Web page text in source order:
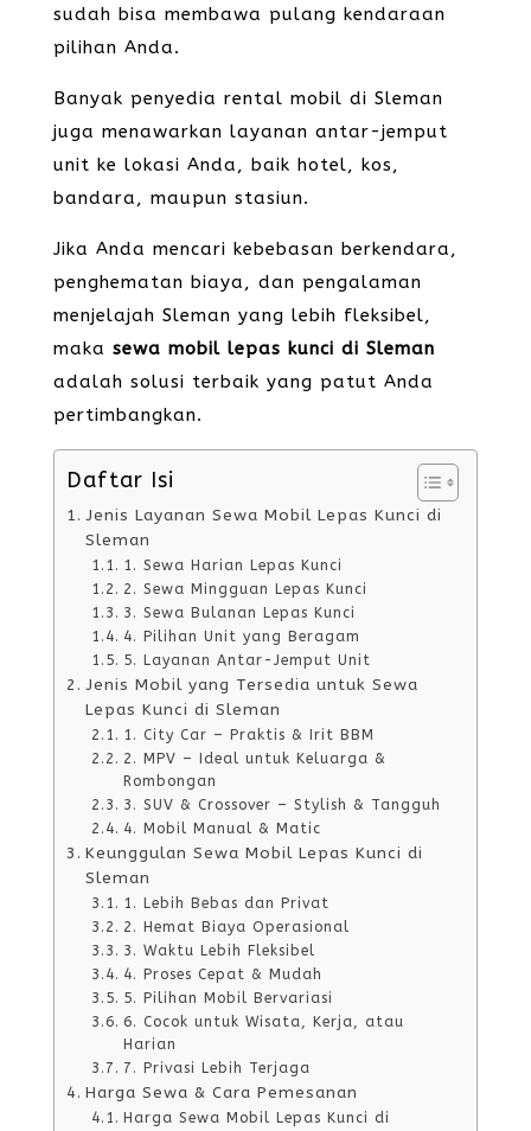
sudah bisa membawa pulang kendaraan
pilihan Anda.
Banyak penyedia rental mobil di Sleman
juga menawarkan layanan antar-jemput
unit ke lokasi Anda, baik hotel, kos,
bandara, maupun stasiun.
Jika Anda mencari kebebasan berkendara,
penghematan biaya, dan pengalaman
menjelajah Sleman yang lebih fleksibel,
maka sewa mobil lepas kunci di Sleman
adalah solusi terbaik yang patut Anda
pertimbangkan.
Daftar Isi
Jenis Layanan Sewa Mobil Lepas Kunci di
Sleman
1. Sewa Harian Lepas Kunci
2. Sewa Mingguan Lepas Kunci
3. Sewa Bulanan Lepas Kunci
4. Pilihan Unit yang Beragam
5. Layanan Antar-Jemput Unit
Jenis Mobil yang Tersedia untuk Sewa
Lepas Kunci di Sleman
1. City Car – Praktis & Irit BBM
2. MPV – Ideal untuk Keluarga &
Rombongan
3. SUV & Crossover – Stylish & Tangguh
4. Mobil Manual & Matic
Keunggulan Sewa Mobil Lepas Kunci di
Sleman
1. Lebih Bebas dan Privat
2. Hemat Biaya Operasional
3. Waktu Lebih Fleksibel
4. Proses Cepat & Mudah
5. Pilihan Mobil Bervariasi
6. Cocok untuk Wisata, Kerja, atau
Harian
7. Privasi Lebih Terjaga
Harga Sewa & Cara Pemesanan
Harga Sewa Mobil Lepas Kunci di